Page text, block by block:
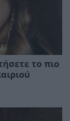
το πιο